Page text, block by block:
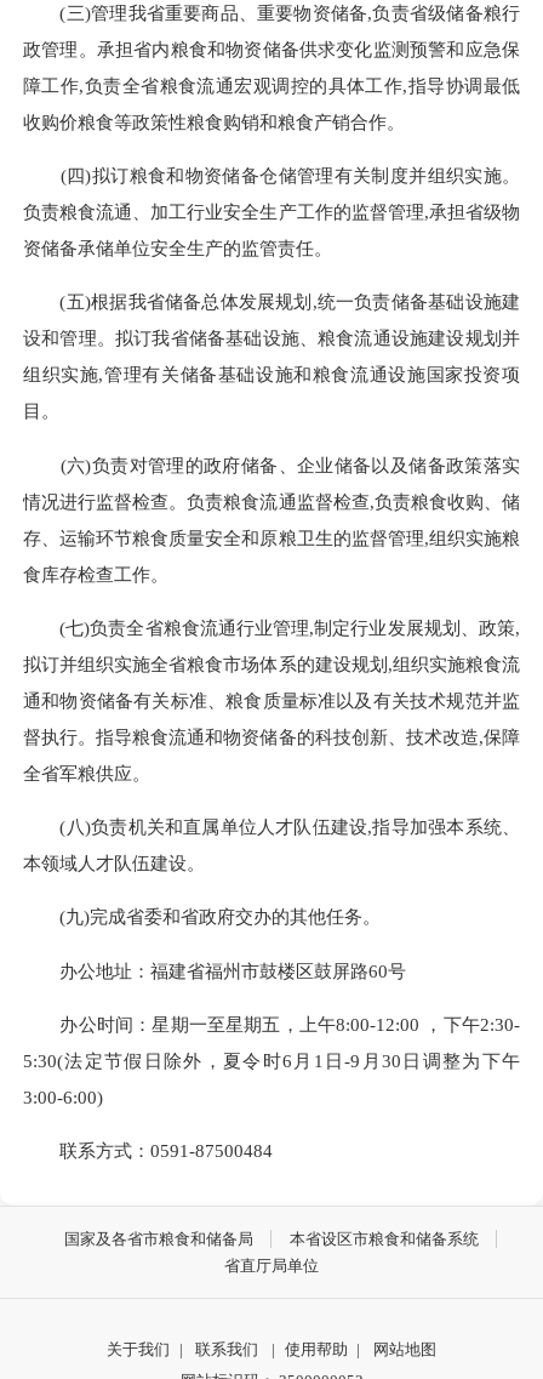
(三)管理我省重要商品、重要物资储备,负责省级储备粮行
政管理。承担省内粮食和物资储备供求变化监测预警和应急保
障工作,负责全省粮食流通宏观调控的具体工作,指导协调最低
收购价粮食等政策性粮食购销和粮食产销合作。
(四)拟订粮食和物资储备仓储管理有关制度并组织实施。
负责粮食流通、加工行业安全生产工作的监督管理,承担省级物
资储备承储单位安全生产的监管责任。
(五)根据我省储备总体发展规划,统一负责储备基础设施建
设和管理。拟订我省储备基础设施、粮食流通设施建设规划并
组织实施,管理有关储备基础设施和粮食流通设施国家投资项
目。
(六)负责对管理的政府储备、企业储备以及储备政策落实
情况进行监督检查。负责粮食流通监督检查,负责粮食收购、储
存、运输环节粮食质量安全和原粮卫生的监督管理,组织实施粮
食库存检查工作。
(七)负责全省粮食流通行业管理,制定行业发展规划、政策,
拟订并组织实施全省粮食市场体系的建设规划,组织实施粮食流
通和物资储备有关标准、粮食质量标准以及有关技术规范并监
督执行。指导粮食流通和物资储备的科技创新、技术改造,保障
全省军粮供应。
(八)负责机关和直属单位人才队伍建设,指导加强本系统、
本领域人才队伍建设。
(九)完成省委和省政府交办的其他任务。
办公地址：福建省福州市鼓楼区鼓屏路60号
办公时间：星期一至星期五，上午8:00-12:00 ，下午2:30-
5:30(法定节假日除外，夏令时6月1日-9月30日调整为下午
3:00-6:00)
联系方式：0591-87500484
国家及各省市粮食和储备局
本省设区市粮食和储备系统
省直厅局单位
关于我们 | 联系我们 | 使用帮助 |
网站地图